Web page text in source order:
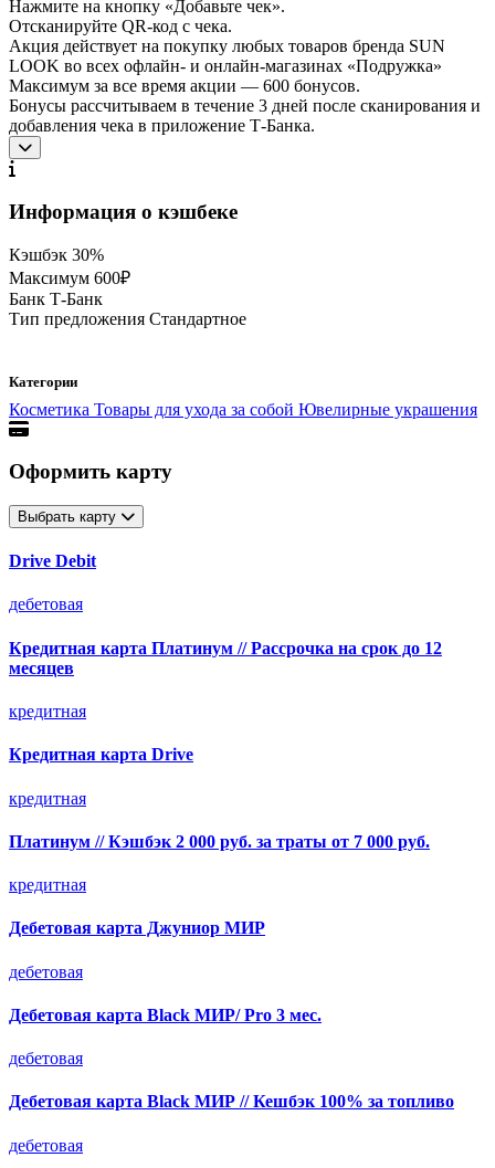
Нажмите на кнопку «Добавьте чек».
Отсканируйте QR-код с чека.
Акция действует на покупку любых товаров бренда SUN
LOOK во всех офлайн- и онлайн-магазинах «Подружка»
Максимум за все время акции — 600 бонусов.
Бонусы рассчитываем в течение 3 дней после сканирования и
добавления чека в приложение Т‑Банка.
Информация о кэшбеке
Кэшбэк 30%
Максимум 600₽
Банк Т-Банк
Тип предложения Стандартное
Категории
Косметика Товары для ухода за собой Ювелирные украшения
Оформить карту
Выбрать карту
Drive Debit
дебетовая
Кредитная карта Платинум // Рассрочка на срок до 12
месяцев
кредитная
Кредитная карта Drive
кредитная
Платинум // Кэшбэк 2 000 руб. за траты от 7 000 руб.
кредитная
Дебетовая карта Джуниор МИР
дебетовая
Дебетовая карта Black МИР/ Pro 3 мес.
дебетовая
Дебетовая карта Black МИР // Кешбэк 100% за топливо
дебетовая